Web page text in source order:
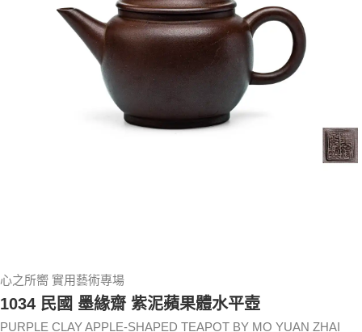
心之所嚮 實用藝術專場
1034 民國 墨緣齋 紫泥蘋果體水平壺
PURPLE CLAY APPLE-SHAPED TEAPOT BY MO YUAN ZHAI